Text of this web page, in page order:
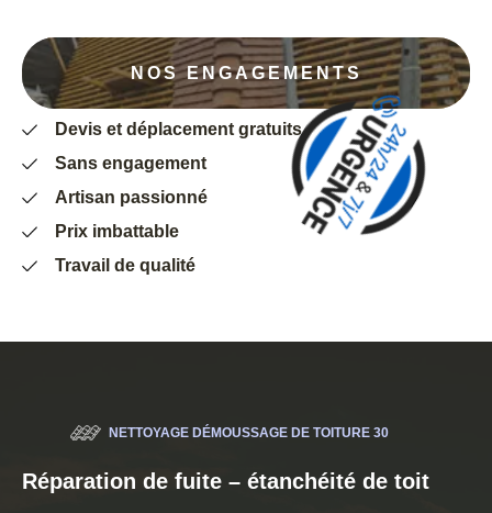
NOS ENGAGEMENTS
Devis et déplacement gratuits
Sans engagement
Artisan passionné
Prix imbattable
Travail de qualité
NETTOYAGE DÉMOUSSAGE DE TOITURE 30
Réparation de fuite – étanchéité de toit